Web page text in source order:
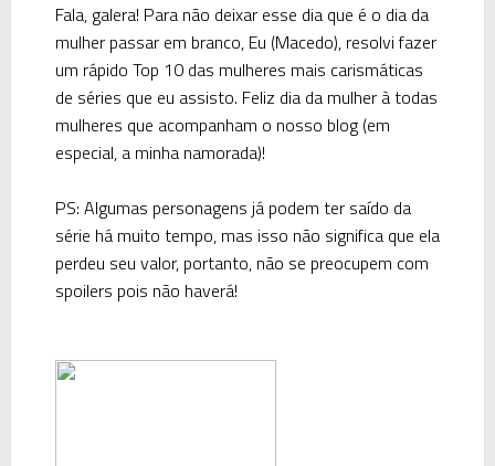
Fala, galera! Para não deixar esse dia que é o dia da
mulher passar em branco, Eu (Macedo), resolvi fazer
um rápido Top 10 das mulheres mais carismáticas
de séries que eu assisto. Feliz dia da mulher à todas
mulheres que acompanham o nosso blog (em
especial, a minha namorada)!
PS: Algumas personagens já podem ter saído da
série há muito tempo, mas isso não significa que ela
perdeu seu valor, portanto, não se preocupem com
spoilers pois não haverá!